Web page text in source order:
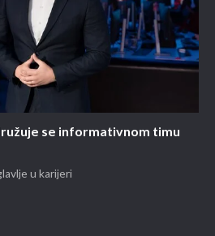
se informativnom timu
u karijeri